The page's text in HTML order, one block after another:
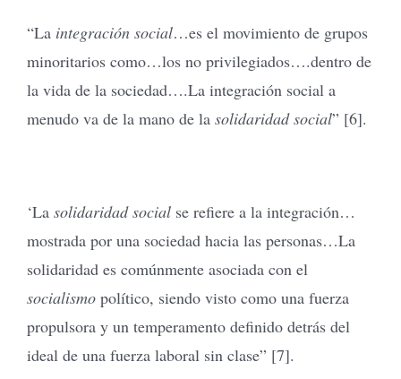
“La integración social…es el movimiento de grupos
minoritarios como…los no privilegiados….dentro de
la vida de la sociedad….La integración social a
menudo va de la mano de la solidaridad social” [6].
‘La solidaridad social se refiere a la integración…
mostrada por una sociedad hacia las personas…La
solidaridad es comúnmente asociada con el
socialismo político, siendo visto como una fuerza
propulsora y un temperamento definido detrás del
ideal de una fuerza laboral sin clase” [7].